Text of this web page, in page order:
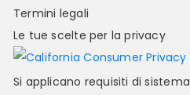
Termini legali
Le tue scelte per la privacy
Si applicano requisiti di sistema